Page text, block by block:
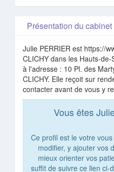
Présentation du cabinet
Julie PERRIER est https://
CLICHY dans les Hauts-
à l'adresse : 10 Pl. des
CLICHY. Elle reçoit sur
contacter avant de vous y
Vous êtes
Ce profil est le votre
modifier, y ajouter vos
mieux orienter vos
suffit de suivre ce lien ci-